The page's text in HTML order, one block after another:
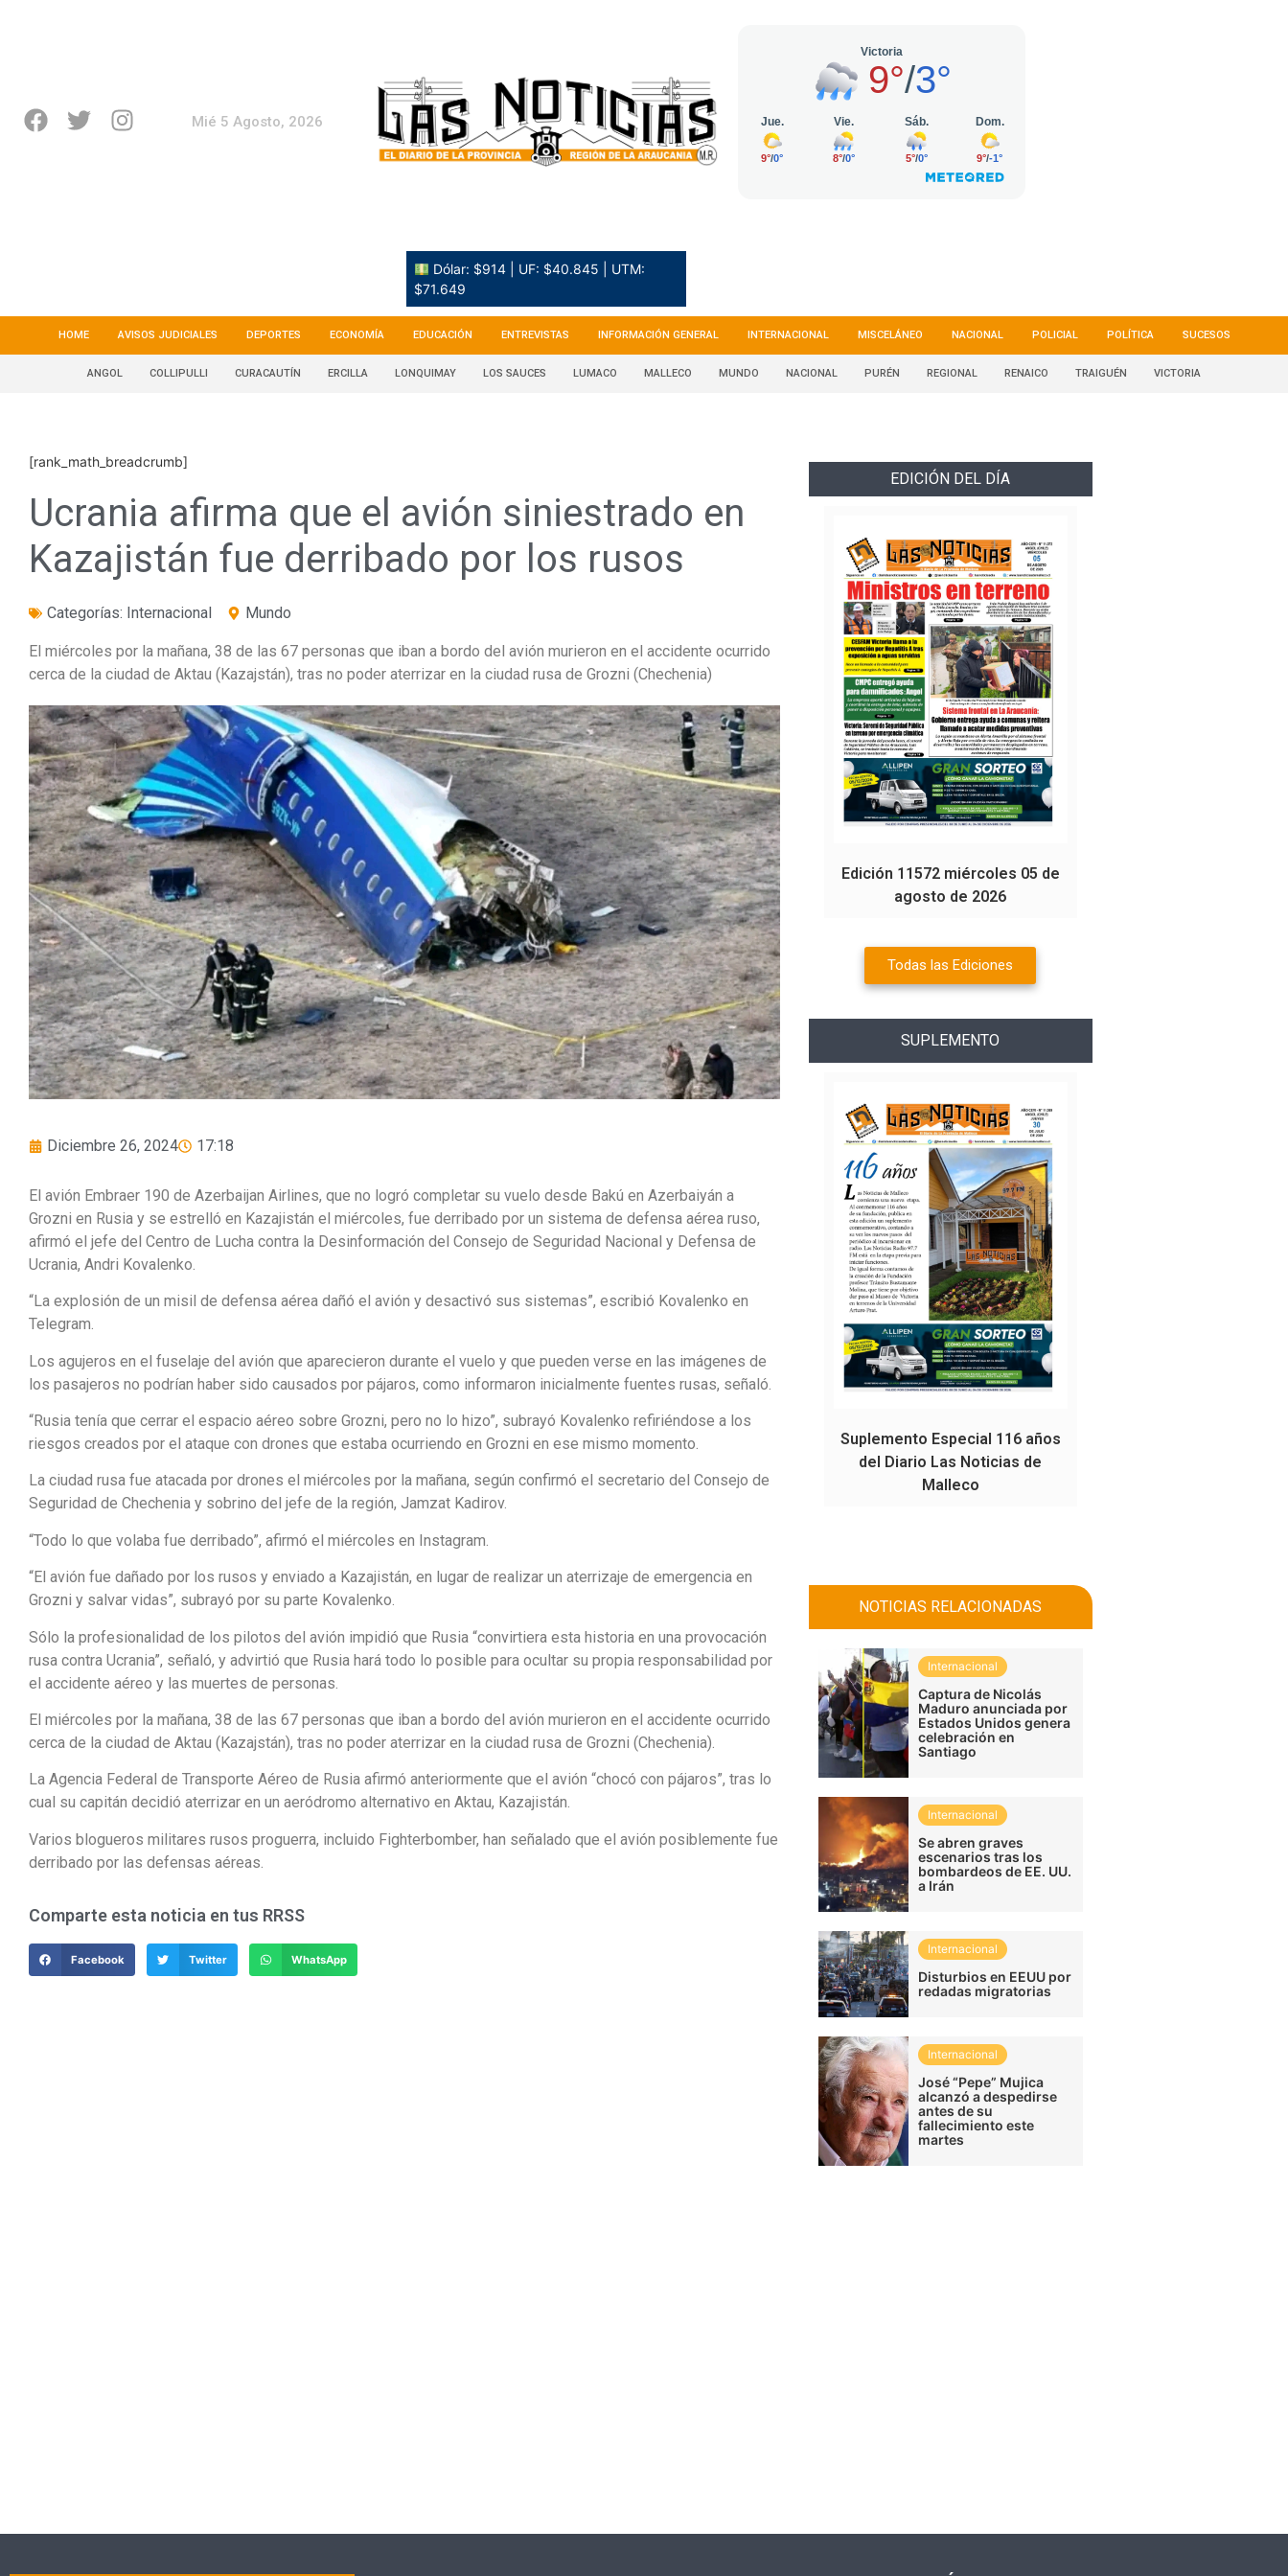
Mié 5 Agosto, 2026
Dólar: $914 | UF: $40.845 | UTM:
$71.649
HOME AVISOS JUDICIALES DEPORTES ECONOMÍA EDUCACIÓN ENTREVISTAS INFORMACIÓN GENERAL INTERNACIONAL MISCELÁNEO NACIONAL POLICIAL POLÍTICA SUCESOS
ANGOL COLLIPULLI CURACAUTÍN ERCILLA LONQUIMAY LOS SAUCES LUMACO MALLECO MUNDO NACIONAL PURÉN REGIONAL RENAICO TRAIGUÉN VICTORIA
[rank_math_breadcrumb]
Ucrania afirma que el avión siniestrado en
Kazajistán fue derribado por los rusos
Categorías: Internacional Mundo
El miércoles por la mañana, 38 de las 67 personas que iban a bordo del avión murieron en el accidente ocurrido
cerca de la ciudad de Aktau (Kazajstán), tras no poder aterrizar en la ciudad rusa de Grozni (Chechenia)
Diciembre 26, 2024 17:18
El avión Embraer 190 de Azerbaijan Airlines, que no logró completar su vuelo desde Bakú en Azerbaiyán a
Grozni en Rusia y se estrelló en Kazajistán el miércoles, fue derribado por un sistema de defensa aérea ruso,
afirmó el jefe del Centro de Lucha contra la Desinformación del Consejo de Seguridad Nacional y Defensa de
Ucrania, Andri Kovalenko.
“La explosión de un misil de defensa aérea dañó el avión y desactivó sus sistemas”, escribió Kovalenko en
Telegram.
Los agujeros en el fuselaje del avión que aparecieron durante el vuelo y que pueden verse en las imágenes de
los pasajeros no podrían haber sido causados por pájaros, como informaron inicialmente fuentes rusas, señaló.
“Rusia tenía que cerrar el espacio aéreo sobre Grozni, pero no lo hizo”, subrayó Kovalenko refiriéndose a los
riesgos creados por el ataque con drones que estaba ocurriendo en Grozni en ese mismo momento.
La ciudad rusa fue atacada por drones el miércoles por la mañana, según confirmó el secretario del Consejo de
Seguridad de Chechenia y sobrino del jefe de la región, Jamzat Kadirov.
“Todo lo que volaba fue derribado”, afirmó el miércoles en Instagram.
“El avión fue dañado por los rusos y enviado a Kazajistán, en lugar de realizar un aterrizaje de emergencia en
Grozni y salvar vidas”, subrayó por su parte Kovalenko.
Sólo la profesionalidad de los pilotos del avión impidió que Rusia “convirtiera esta historia en una provocación
rusa contra Ucrania”, señaló, y advirtió que Rusia hará todo lo posible para ocultar su propia responsabilidad por
el accidente aéreo y las muertes de personas.
El miércoles por la mañana, 38 de las 67 personas que iban a bordo del avión murieron en el accidente ocurrido
cerca de la ciudad de Aktau (Kazajstán), tras no poder aterrizar en la ciudad rusa de Grozni (Chechenia).
La Agencia Federal de Transporte Aéreo de Rusia afirmó anteriormente que el avión “chocó con pájaros”, tras lo
cual su capitán decidió aterrizar en un aeródromo alternativo en Aktau, Kazajistán.
Varios blogueros militares rusos proguerra, incluido Fighterbomber, han señalado que el avión posiblemente fue
derribado por las defensas aéreas.
Comparte esta noticia en tus RRSS
Facebook Twitter WhatsApp
EDICIÓN DEL DÍA
Edición 11572 miércoles 05 de
agosto de 2026
Todas las Ediciones
SUPLEMENTO
Suplemento Especial 116 años
del Diario Las Noticias de
Malleco
NOTICIAS RELACIONADAS
Internacional
Captura de Nicolás
Maduro anunciada por
Estados Unidos genera
celebración en
Santiago
Internacional
Se abren graves
escenarios tras los
bombardeos de EE. UU.
a Irán
Internacional
Disturbios en EEUU por
redadas migratorias
Internacional
José “Pepe” Mujica
alcanzó a despedirse
antes de su
fallecimiento este
martes